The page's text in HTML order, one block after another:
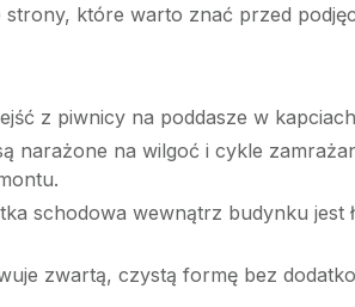
strony, które warto znać przed
z piwnicy na poddasze w
narażone na wilgoć i cykle
schodowa wewnątrz budynku jest
zwartą, czystą formę bez